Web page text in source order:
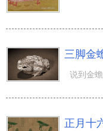
三脚金
正月十